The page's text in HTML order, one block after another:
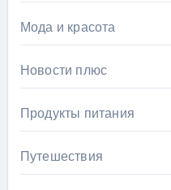
Мода и красота
Новости плюс
Продукты питания
Путешествия